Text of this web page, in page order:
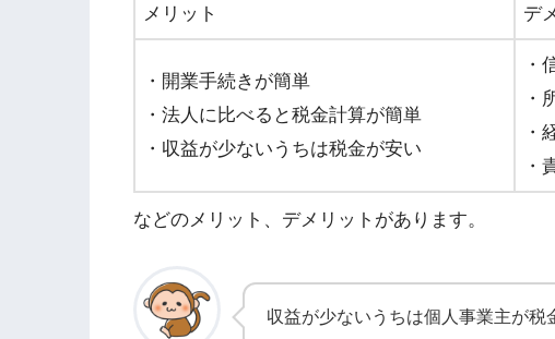
メリット デ
・開業手続きが簡単
・法人に比べると税金計算が簡単
・収益が少ないうちは税金が安い
・
・
・
・
などのメリット、デメリットがあります。
収益が少ないうちは個人事業主が税